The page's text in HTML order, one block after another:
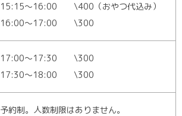
15:15～16:00 \400（おやつ代込み）
16:00～17:00 \300
17:00～17:30 \300
17:30～18:00 \300
予約制。人数制限はありません。